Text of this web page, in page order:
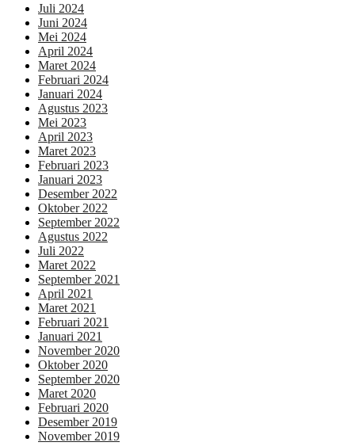
Juli 2024
Juni 2024
Mei 2024
April 2024
Maret 2024
Februari 2024
Januari 2024
Agustus 2023
Mei 2023
April 2023
Maret 2023
Februari 2023
Januari 2023
Desember 2022
Oktober 2022
September 2022
Agustus 2022
Juli 2022
Maret 2022
September 2021
April 2021
Maret 2021
Februari 2021
Januari 2021
November 2020
Oktober 2020
September 2020
Maret 2020
Februari 2020
Desember 2019
November 2019